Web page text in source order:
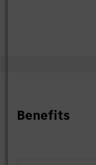
Amennyiben
Benefits